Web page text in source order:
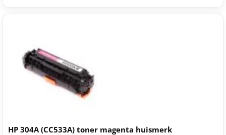
HP 304A (CC533A) toner magenta huismerk